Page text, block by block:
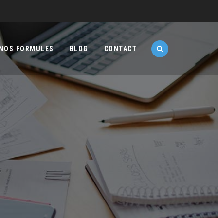
NOS FORMULES BLOG CONTACT